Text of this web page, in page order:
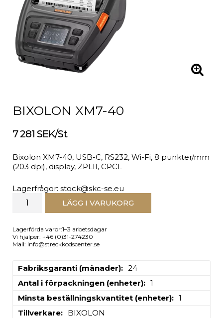
BIXOLON XM7-40
7 281 SEK/St
Bixolon XM7-40, USB-C, RS232, Wi-Fi, 8 punkter/mm
(203 dpi), display, ZPLII, CPCL
Lagerfrågor: stock@skc-se.eu
LÄGG I VARUKORG
Lagerförda varor:1–3 arbetsdagar
Vi hjälper: +46 (0)31-274230
Mail: info@streckkodscenter.se
Fabriksgaranti (månader)
24
Antal i förpackningen (enheter)
1
Minsta beställningskvantitet (enheter)
1
Tillverkare
BIXOLON